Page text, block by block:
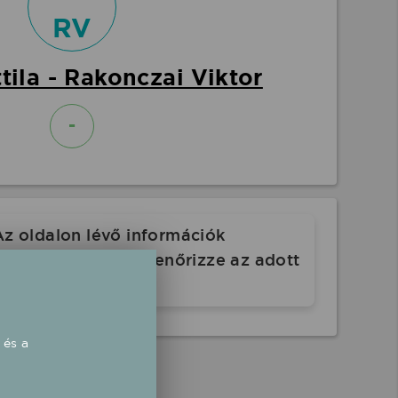
RV
- Rakonczai Viktor
-
oldalon lévő információk
Indulás előtt ellenőrizze az adott
a